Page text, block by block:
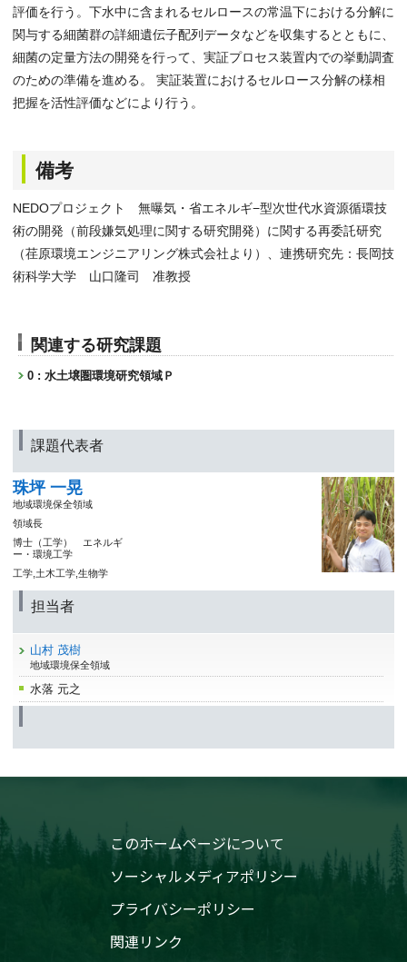
評価を行う。下水中に含まれるセルロースの常温下における分解に
関与する細菌群の詳細遺伝子配列データなどを収集するとともに、
細菌の定量方法の開発を行って、実証プロセス装置内での挙動調査
のための準備を進める。 実証装置におけるセルロース分解の様相
把握を活性評価などにより行う。
備考
NEDOプロジェクト 無曝気・省エネルギ−型次世代水資源循環技
術の開発（前段嫌気処理に関する研究開発）に関する再委託研究
（荏原環境エンジニアリング株式会社より）、連携研究先：長岡技
術科学大学 山口隆司 准教授
関連する研究課題
0 : 水土壌圏環境研究領域Ｐ
課題代表者
珠坪 一晃
地域環境保全領域
領域長
博士（工学） エネルギ
ー・環境工学
工学,土木工学,生物学
担当者
山村 茂樹
地域環境保全領域
水落 元之
このホームページについて
ソーシャルメディアポリシー
プライバシーポリシー
関連リンク